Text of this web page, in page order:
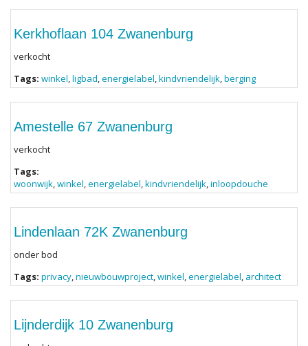
Kerkhoflaan 104 Zwanenburg
verkocht
Tags: winkel,ligbad,energielabel,kindvriendelijk,berging
Amestelle 67 Zwanenburg
verkocht
Tags:
woonwijk,winkel,energielabel,kindvriendelijk,inloopdouche
Lindenlaan 72K Zwanenburg
onder bod
Tags: privacy,nieuwbouwproject,winkel,energielabel, architect
Lijnderdijk 10 Zwanenburg